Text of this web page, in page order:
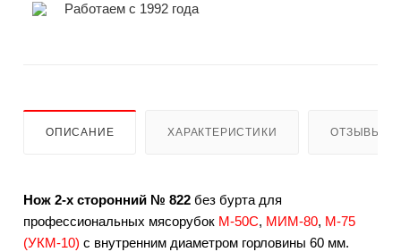
Работаем с 1992 года
ОПИСАНИЕ ХАРАКТЕРИСТИКИ ОТЗЫВЫ
Нож 2-х сторонний № 822 без бурта для
профессиональных мясорубок М-50С, МИМ-80, М-75
(УКМ-10) с внутренним диаметром горловины 60 мм.